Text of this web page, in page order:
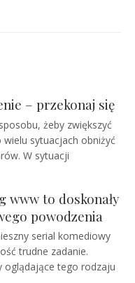
– przekonaj się
żeby zwiększyć
sytuacjach obniżyć
W sytuacji
www to doskonały
powodzenia
serial komediowy
trudne zadanie.
oglądające tego rodzaju